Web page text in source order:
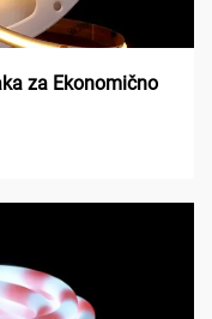
za Ekonomično